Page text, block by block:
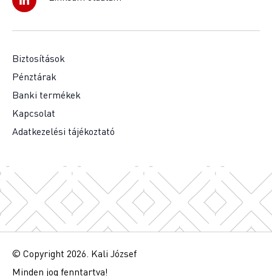
Biztosítások
Pénztárak
Banki termékek
Kapcsolat
Adatkezelési tájékoztató
© Copyright 2026. Kali József
Minden jog fenntartva!